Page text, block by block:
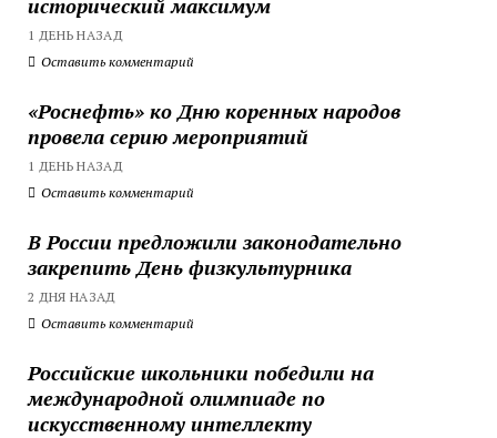
1 ДЕНЬ НАЗАД
Оставить комментарий
«Роснефть» ко Дню коренных народов
провела серию мероприятий
1 ДЕНЬ НАЗАД
Оставить комментарий
В России предложили законодательно
закрепить День физкультурника
2 ДНЯ НАЗАД
Оставить комментарий
Российские школьники победили на
международной олимпиаде по
искусственному интеллекту